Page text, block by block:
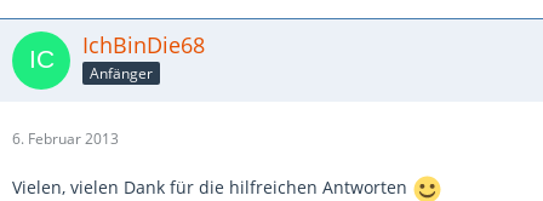
IchBinDie68
Anfänger
6. Februar 2013
Vielen, vielen Dank für die hilfreichen Antworten